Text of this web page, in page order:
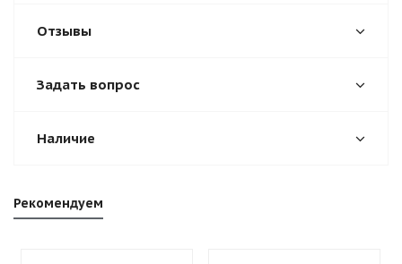
Отзывы
Задать вопрос
Наличие
Рекомендуем